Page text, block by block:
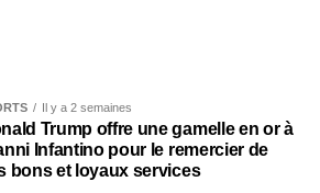
Il y a 2 semaines
Trump offre une gamelle en or à
Infantino pour le remercier de
bons et loyaux services